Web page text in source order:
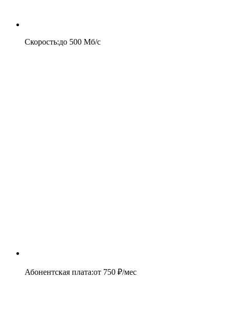
Скорость:до 500 Мб/c
Абонентская плата:от 750 ₽/мес